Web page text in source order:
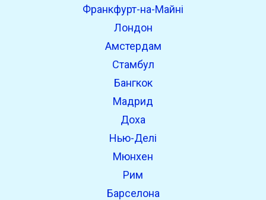
Франкфурт-на-Майні
Лондон
Амстердам
Стамбул
Бангкок
Мадрид
Доха
Нью-Делі
Мюнхен
Рим
Барселона